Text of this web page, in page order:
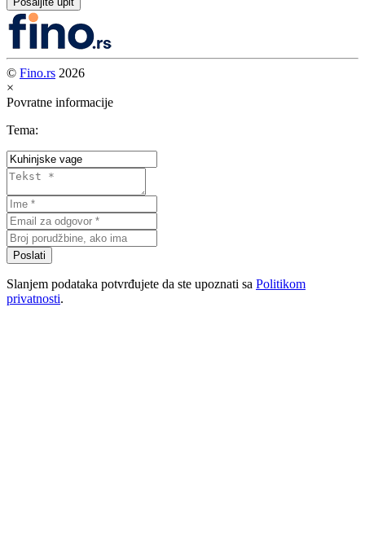
© Fino.rs 2026
×
Povratne informacije
Tema:
Poslati
Slanjem podataka potvrđujete da ste upoznati sa Politikom
privatnosti.